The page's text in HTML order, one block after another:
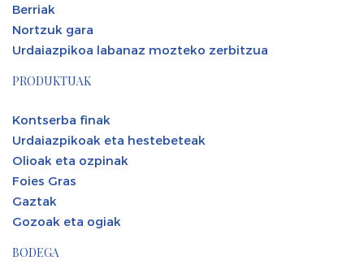
Berriak
Nortzuk gara
Urdaiazpikoa labanaz mozteko zerbitzua
PRODUKTUAK
Kontserba finak
Urdaiazpikoak eta hestebeteak
Olioak eta ozpinak
Foies Gras
Gaztak
Gozoak eta ogiak
BODEGA